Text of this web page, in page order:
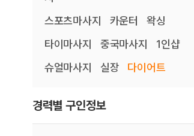
스포츠마사지
카운터
왁싱
타이마사지
중국마사지
1인샵
슈얼마사지
실장 다이어트
경력별 구인정보